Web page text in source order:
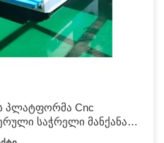
პლატფორმა Cnc
საჭრელი მანქანა
ლითონის საჭრელი